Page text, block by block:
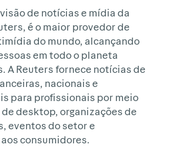
de notícias e mídia da
é o maior provedor de
do mundo, alcançando
em todo o planeta
A Reuters fornece notícias de
nacionais e
para profissionais por meio
desktop, organizações de
eventos do setor e
consumidores.